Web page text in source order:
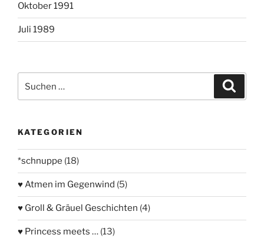
Oktober 1991
Juli 1989
nach:
KATEGORIEN
*schnuppe (18)
♥ Atmen im Gegenwind (5)
♥ Groll & Gräuel Geschichten (4)
♥ Princess meets … (13)